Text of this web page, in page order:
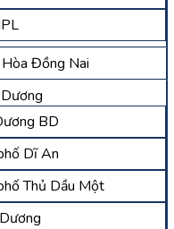
Đồng Nai
BD
Dĩ An
Thủ Dầu Một